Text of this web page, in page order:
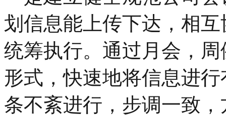
划信息能上传下达，相
统筹执行。通过月会，
形式，快速地将信息进
条不紊进行，步调一致